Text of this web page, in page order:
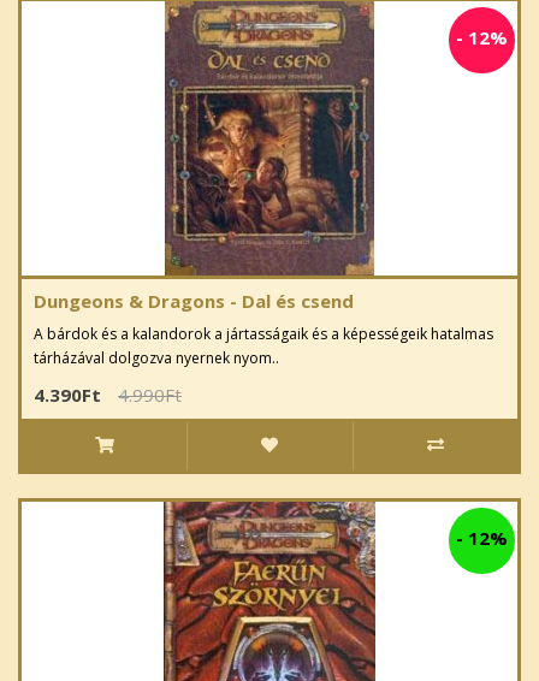
- 12%
Dungeons & Dragons - Dal és csend
A bárdok és a kalandorok a jártasságaik és a képességeik hatalmas
tárházával dolgozva nyernek nyom..
4.390Ft 4.990Ft
- 12%